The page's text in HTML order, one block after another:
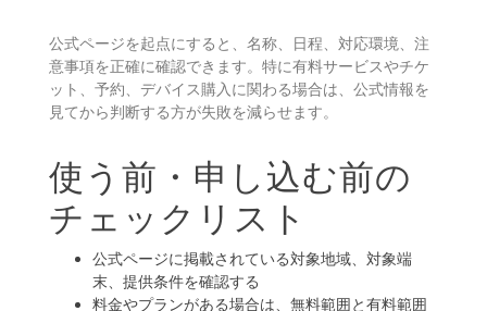
公式ページを起点にすると、名称、日程、対応環境、注
意事項を正確に確認できます。特に有料サービスやチケ
ット、予約、デバイス購入に関わる場合は、公式情報を
見てから判断する方が失敗を減らせます。
使う前・申し込む前の
チェックリスト
公式ページに掲載されている対象地域、対象端
末、提供条件を確認する
料金やプランがある場合は、無料範囲と有料範囲